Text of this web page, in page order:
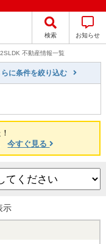
検索 お知らせ
不動産情報一覧
らに条件を絞り込む
今すぐ見る
示